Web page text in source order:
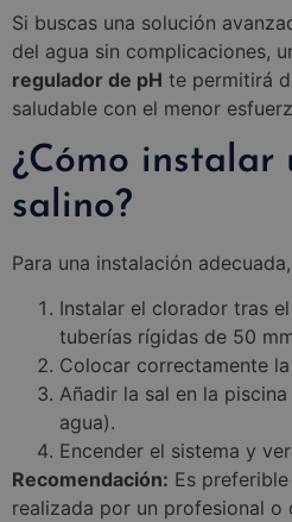
Si buscas una solución
del agua sin complicaciones,
regulador de pH te permitirá
saludable con el menor
¿Cómo instalar
salino?
Para una instalación
Instalar el clorador tras
tuberías rígidas de 50
Colocar correctamente
Añadir la sal en la
agua).
Encender el sistema y
Recomendación: Es
realizada por un profesional o